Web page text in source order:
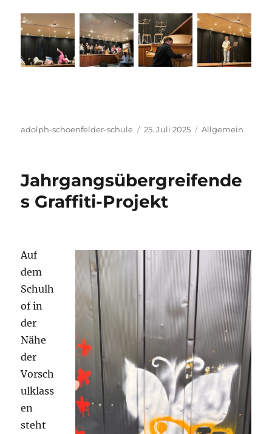
Autor
adolph-schoenfelder-schule
Veröffentlicht
25. Juli 2025 Kategorien
Allgemein
Jahrgangsübergreifende
s Graffiti-Projekt
Auf
dem
Schulh
of in
der
Nähe
der
Vorsch
ulklass
en
steht